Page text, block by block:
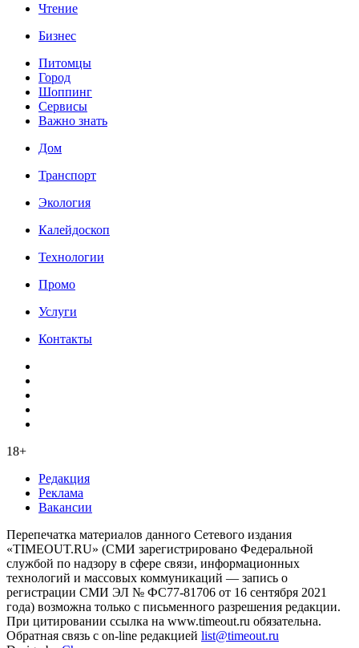
Чтение
Бизнес
Питомцы
Город
Шоппинг
Сервисы
Важно знать
Дом
Транспорт
Экология
Калейдоскоп
Технологии
Промо
Услуги
Контакты
18+
Редакция
Реклама
Вакансии
Перепечатка материалов данного Сетевого издания
«TIMEOUT.RU» (СМИ зарегистрировано Федеральной
службой по надзору в сфере связи, информационных
технологий и массовых коммуникаций — запись о
регистрации СМИ ЭЛ № ФС77-81706 от 16 сентября 2021
года) возможна только с письменного разрешения редакции.
При цитировании ссылка на www.timeout.ru обязательна.
Обратная связь с on-line редакцией list@timeout.ru